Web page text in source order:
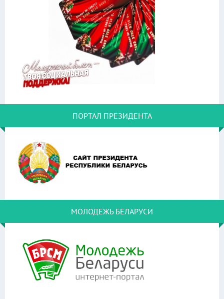
ПОРТАЛ ПРЕЗИДЕНТА
МОЛОДЕЖЬ БЕЛАРУСИ